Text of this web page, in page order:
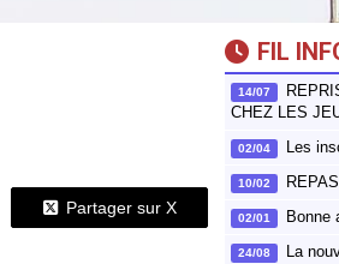
Partager sur X
FIL
14/07
CHEZ LES
02/04 Les
10/02
02/01 Bonne
24/08 La